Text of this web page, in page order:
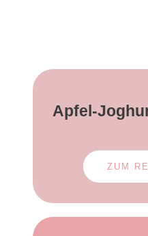
Apfel-
ZUM